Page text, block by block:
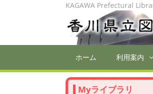
KAGAWA Prefectural
ホーム 利用案内
Myライブラリ